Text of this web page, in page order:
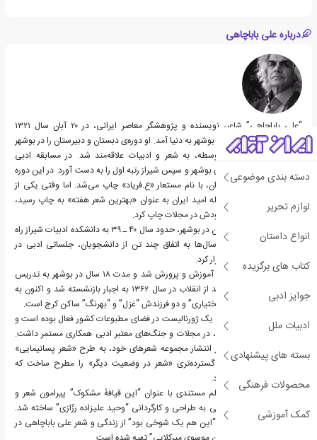
دسته بندی موضوعی
لوازم تحریر
انواع داستان
کتاب های برگزیده
جوایز ادبی
ادبیات ملل
بسته های پیشنهادی
محصولات فرهنگی
کمک آموزشی
درباره علی باباچاهی
“علی باباچاهی” شاعر، نویسنده و پژوهشگر معاصر ایرانی، در ۲۰ آبان سال ۱۳۲۱
خورشیدی در کنگان استان بوشهر به دنیا آمد. او دوره‌ی دبستان و دبیرستان را در بوشهر
گذراند. در دوره اول متوسطه، به شعر و ادبیات علاقه‌مند شد. در مسابقه ادبی
دانش‌آموزی دبیرستان‌های بوشهر و سپس شیراز رتبه اول را به دست آورد. در این دوره
شعرهایش در مجلات تهران، با نام مستعار «ع.فریاد» چاپ می‌شد. اما وقتی یکی از
شعرهای این شاعر در مجله امید ایران به عنوان «بهترین شعر هفته» به چاپ رسید،
شعرهایش را به امضای خودش در مجلات چاپ کرد.
پس از اتمام دوره دبیرستان در بوشهر، حدود سال ۴۰ ـ ۳۹ به دانشکده ادبیات شیراز راه
یافت. باباچاهی در این سال‌ها به اتفاق چند تن از دانشجویان، جلساتی ادبی در
دانشکده ادبیات شیراز برگزار کرد.
او حدود سال ۱۳۴۵، وارد آموزش و پرورش شد و مدت ۱۸ سال در بوشهر به تدریس
ادبیات مشغول شد که بعد از انقلاب در سال ۱۳۶۲ به اجبار بازنشسته شد و اکنون به
همراه همسرش “فرخنده بختیاری” و دو فرزندش “غزل” و “بهرنگ” ساکن کرج است.
باباچاهی همواره به عنوان یک ژورنالیست در فضای مطبوعات کشور فعال بوده است و
در سال‌های قبل از انقلاب، در مجلات و جنگ‌های معتبر ادبی همکاری مستمر داشت.
وی در این سالیان در کنار انتشار مجموعه شعرهای خود، به طرح «شعر پسانیمایی»
پرداخت و بعداً به طور گسترده‌تری «شعر در وضعیت دیگر» را مطرح ساخت که
بحث‌های زیادی را دامن زد.
در تابستان سال ۱۳۹۰ فیلم مستندی با عنوان “این قیافهٔ مشکوک” پیرامون شعر و
حیات شعری علی باباچاهی به طراحی و کارگردانی “وحید علیزاده رزّازی” ساخته شد.
همچنین مستندی با نام “این هم یک شوخی بود” از زندگی و شعر علی باباچاهی در